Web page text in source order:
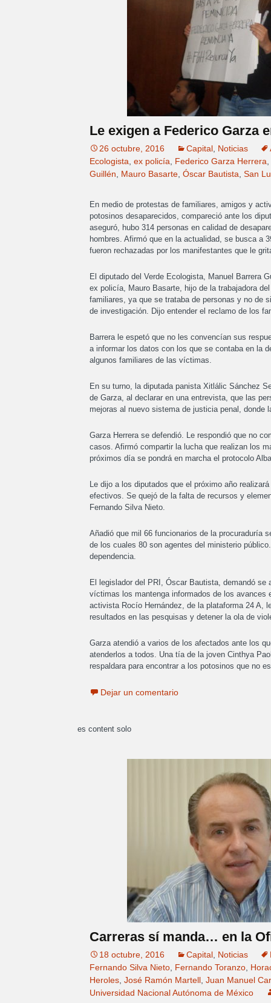
Le exigen a Federico Garza
26 octubre, 2016 Capital Noticias
Ecologista ex policía Federico Garza Herrera
Guillén
Mauro Basarte Óscar Bautista San
En medio de protestas de familiares, amigos y
potosinos desaparecidos, compareció ante los
aseguró, hubo 314 personas en calidad de
hombres. Afirmó que en la actualidad, se busca a
fueron rechazadas por los manifestantes que le
El diputado del Verde Ecologista, Manuel Barrera
ex policía, Mauro Basarte, hijo de la trabajadora
familiares, ya que se trataba de personas y no de
de investigación. Dijo entender el reclamo de los
Barrera le espetó que no les convencían sus
a informar los datos con los que se contaba en la
algunos familiares de las víctimas.
En su turno, la diputada panista Xitlálic Sánchez
de Garza, al declarar en una entrevista, que las
mejoras al nuevo sistema de justicia penal,
Garza Herrera se defendió. Le respondió que no
casos. Afirmó compartir la lucha que realizan los
próximos día se pondrá en marcha el protocolo
Le dijo a los diputados que el próximo año
efectivos. Se quejó de la falta de recursos y
Fernando Silva Nieto.
Añadió que mil 66 funcionarios de la procuraduría
de los cuales 80 son agentes del ministerio
dependencia.
El legislador del PRI, Óscar Bautista, demandó
víctimas los mantenga informados de los avances
activista Rocío Hernández, de la plataforma 24 A,
resultados en las pesquisas y detener la ola de
Garza atendió a varios de los afectados ante los
atenderlos a todos. Una tía de la joven Cinthya
respaldara para encontrar a los potosinos que no
Dejar un comentario
es content solo
Carreras sí manda… en la
18 octubre, 2016 Capital Noticias
Fernando Silva Nieto Fernando Toranzo
Heroles José Ramón Martell Juan Manuel
Universidad Nacional Autónoma de México